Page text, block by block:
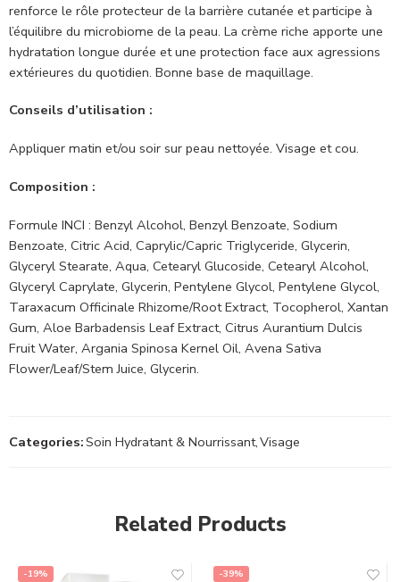
renforce le rôle protecteur de la barrière cutanée et participe à
l’équilibre du microbiome de la peau. La crème riche apporte une
hydratation longue durée et une protection face aux agressions
extérieures du quotidien. Bonne base de maquillage.
Conseils d’utilisation :
Appliquer matin et/ou soir sur peau nettoyée. Visage et cou.
Composition :
Formule INCI : Benzyl Alcohol, Benzyl Benzoate, Sodium
Benzoate, Citric Acid, Caprylic/Capric Triglyceride, Glycerin,
Glyceryl Stearate, Aqua, Cetearyl Glucoside, Cetearyl Alcohol,
Glyceryl Caprylate, Glycerin, Pentylene Glycol, Pentylene Glycol,
Taraxacum Officinale Rhizome/Root Extract, Tocopherol, Xantan
Gum, Aloe Barbadensis Leaf Extract, Citrus Aurantium Dulcis
Fruit Water, Argania Spinosa Kernel Oil, Avena Sativa
Flower/Leaf/Stem Juice, Glycerin.
Categories:Soin Hydratant & Nourrissant,Visage
Related Products
-19% -39%